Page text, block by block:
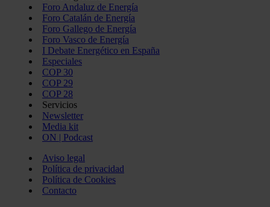
Foro Andaluz de Energía
Foro Catalán de Energía
Foro Gallego de Energía
Foro Vasco de Energía
I Debate Energético en España
Especiales
COP 30
COP 29
COP 28
Servicios
Newsletter
Media kit
ON | Podcast
Aviso legal
Política de privacidad
Política de Cookies
Contacto